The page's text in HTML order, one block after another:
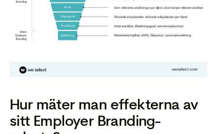
Hur mäter man effekterna av
sitt Employer Branding-